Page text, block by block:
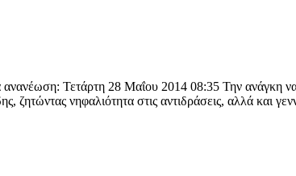
Τετάρτη 28 Μαΐου 2014 08:35 Την ανάγκη να
νηφαλιότητα στις αντιδράσεις, αλλά και